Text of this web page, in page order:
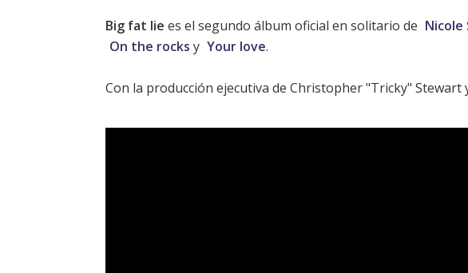
Big fat lie es el segundo álbum oficial en solitario de Nicole
On the rocks y Your love.
Con la producción ejecutiva de Christopher "Tricky" Stewart